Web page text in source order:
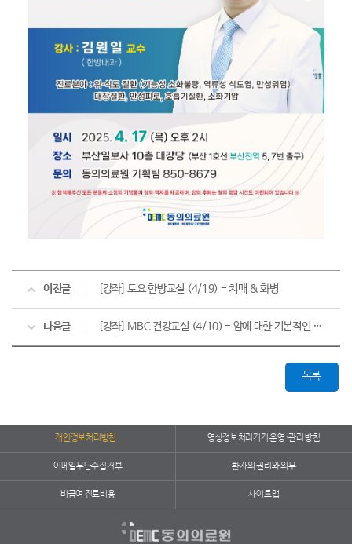
이전글 [강좌] 토요 한방교실 (4/19) - 치매 & 화병
다음글 [강좌] MBC 건강교실 (4/10) - 암에 대한 기본적인 이해
목록
개인정보처리방침 영상정보처리기기 운영·관리 방침
이메일무단수집거부 환자의 권리와 의무
비급여 진료비용 사이트맵